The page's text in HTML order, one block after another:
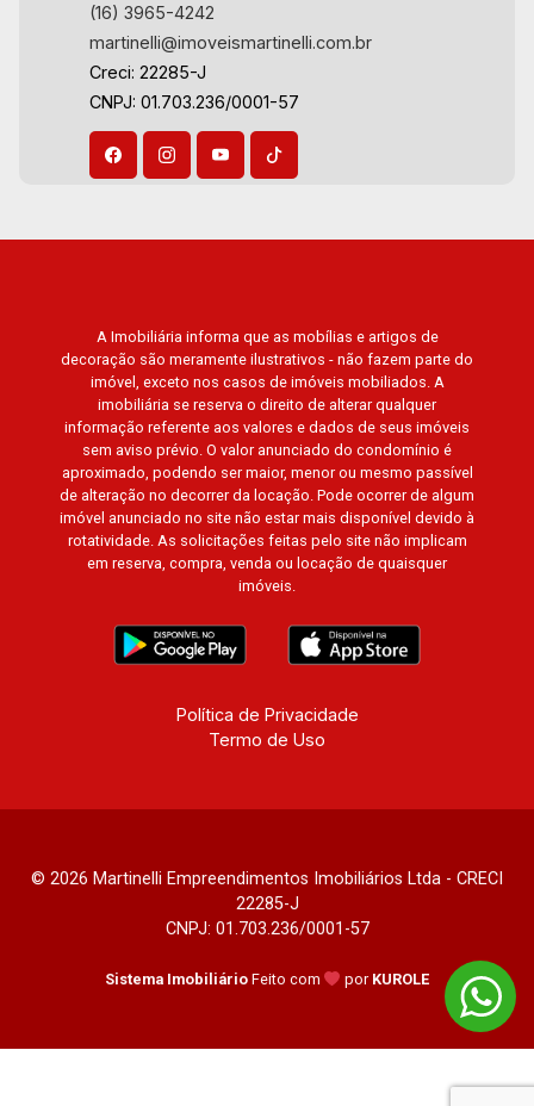
(16) 3965-4242
martinelli@imoveismartinelli.com.br
Creci: 22285-J
CNPJ: 01.703.236/0001-57
A Imobiliária informa que as mobílias e artigos de
decoração são meramente ilustrativos - não fazem parte do
imóvel, exceto nos casos de imóveis mobiliados. A
imobiliária se reserva o direito de alterar qualquer
informação referente aos valores e dados de seus imóveis
sem aviso prévio. O valor anunciado do condomínio é
aproximado, podendo ser maior, menor ou mesmo passível
de alteração no decorrer da locação. Pode ocorrer de algum
imóvel anunciado no site não estar mais disponível devido à
rotatividade. As solicitações feitas pelo site não implicam
em reserva, compra, venda ou locação de quaisquer
imóveis.
Política de Privacidade
Termo de Uso
© 2026 Martinelli Empreendimentos Imobiliários Ltda - CRECI
22285-J
CNPJ: 01.703.236/0001-57
Sistema Imobiliário Feito com por KUROLE